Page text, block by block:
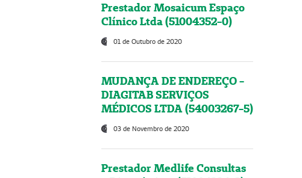
Prestador Mosaicum Espaço
Clínico Ltda (51004352-0)
01 de Outubro de 2020
MUDANÇA DE ENDEREÇO -
DIAGITAB SERVIÇOS
MÉDICOS LTDA (54003267-5)
03 de Novembro de 2020
Prestador Medlife Consultas